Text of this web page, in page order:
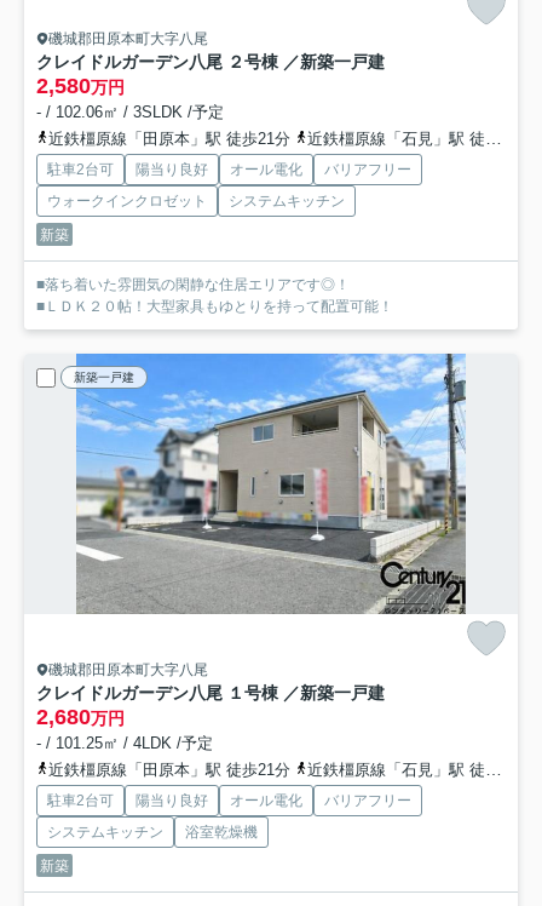
磯城郡田原本町大字八尾
クレイドルガーデン八尾 ２号棟 ／新築一戸建
2,580万円
- / 102.06㎡ / 3SLDK /予定
近鉄橿原線「田原本」駅 徒歩21分
近鉄橿原線「石見」駅 徒歩17分
駐車2台可 陽当り良好 オール電化
バリアフリー
ウォークインクロゼット
システムキッチン
新築
■落ち着いた雰囲気の閑静な住居エリアです◎！
■ＬＤＫ２０帖！大型家具もゆとりを持って配置可能！
新築一戸建
磯城郡田原本町大字八尾
クレイドルガーデン八尾 １号棟 ／新築一戸建
2,680万円
- / 101.25㎡ / 4LDK /予定
近鉄橿原線「田原本」駅 徒歩21分
近鉄橿原線「石見」駅 徒歩17分
駐車2台可 陽当り良好 オール電化
バリアフリー
システムキッチン
浴室乾燥機
新築